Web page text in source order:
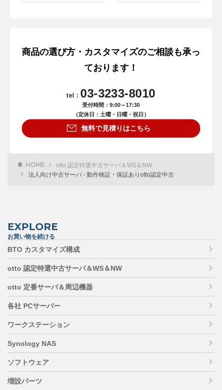
商品の選び方・カスタマイズのご相談も承っ
ております！
tel： 03-3233-8010
受付時間：9:00～17:30
（定休日：土曜・日曜・祝日）
無料で見積りはこちら
HOME
otto 認定特選中古サーバ＆WS＆NW
法人向け中古サーバ ‐ 動作検証・保証ありotto認定中古
EXPLORE
お買い物を続ける
BTO カスタマイズ構成
otto 認定特選中古サーバ＆WS＆NW
otto 定番サーバ＆周辺機器
各社 PCサーバー
ワークステーション
Synology NAS
ソフトウェア
増設パーツ